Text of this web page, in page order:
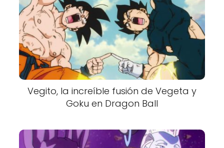
Vegito, la increíble fusión de Vegeta y
Goku en Dragon Ball